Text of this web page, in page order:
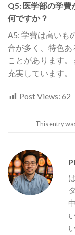
Q5: 医学部の学費
何ですか？
A5: 学費は高いも
合が多く、特色
ことがあります
充実しています。
Post Views: 62
This entry